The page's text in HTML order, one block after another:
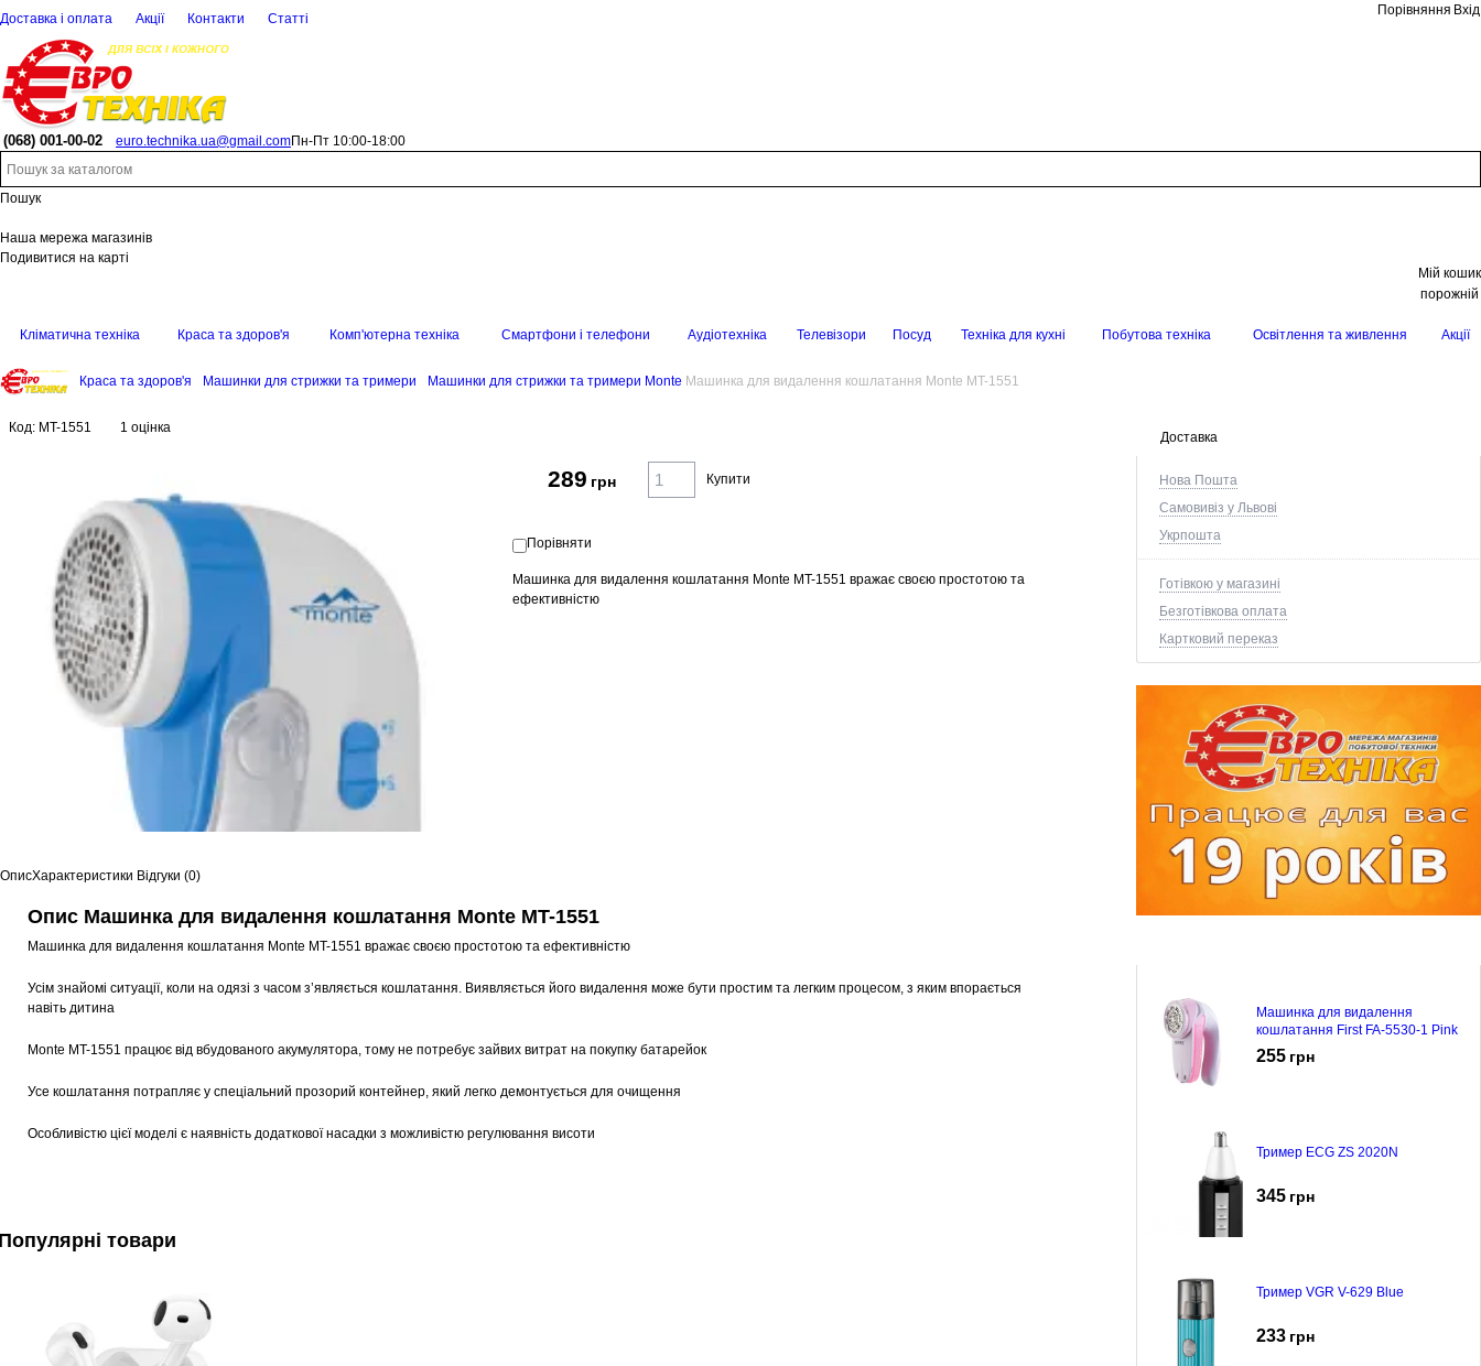
Доставка і оплата Акції Контакти Статті
Порівняння Вхід
(068) 001-00-02 euro.technika.ua@gmail.comПн-Пт 10:00-18:00
Пошук
Наша мережа магазинів
Подивитися на карті
Мій кошик
порожній
Кліматична техніка Краса та здоров'я Комп'ютерна техніка Смартфони і телефони Аудіотехніка Телевізори Посуд Техніка для кухні Побутова техніка Освітлення та живлення Акції
Краса та здоров'я Машинки для стрижки та тримери Машинки для стрижки та тримери Monte Машинка для видалення кошлатання Monte MT-1551
Доставка
Нова Пошта
Самовивіз у Львові
Укрпошта
Готівкою у магазині
Безготівкова оплата
Картковий переказ
Машинка для видалення
кошлатання First FA-5530-1 Pink
255 грн
Тример ECG ZS 2020N
345 грн
Тример VGR V-629 Blue
233 грн
Код: MT-1551 1 оцінка
289 грн Купити
Порівняти
Машинка для видалення кошлатання Monte MT-1551 вражає своєю простотою та
ефективністю
ОписХарактеристики Відгуки (0)
Опис Машинка для видалення кошлатання Monte MT-1551
Машинка для видалення кошлатання Monte MT-1551 вражає своєю простотою та ефективністю
Усім знайомі ситуації, коли на одязі з часом з’являється кошлатання. Виявляється його видалення може бути простим та легким процесом, з яким впорається
навіть дитина
Monte MT-1551 працює від вбудованого акумулятора, тому не потребує зайвих витрат на покупку батарейок
Усе кошлатання потрапляє у спеціальний прозорий контейнер, який легко демонтується для очищення
Особливістю цієї моделі є наявність додаткової насадки з можливістю регулювання висоти
товари